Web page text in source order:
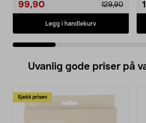
99,90 129,90
Legg i handlekurv
Uvanlig gode priser på
Sjekk prisen